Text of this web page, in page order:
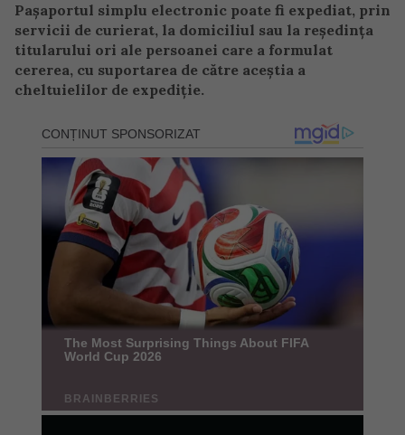
Paşaportul simplu electronic poate fi expediat, prin
servicii de curierat, la domiciliul sau la reşedinţa
titularului ori ale persoanei care a formulat
cererea, cu suportarea de către aceştia a
cheltuielilor de expediţie.